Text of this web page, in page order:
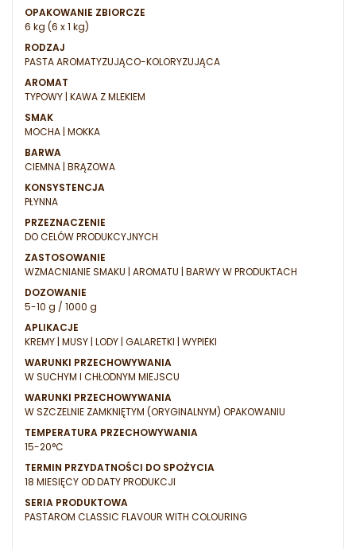
OPAKOWANIE ZBIORCZE
6 kg (6 x 1 kg)
RODZAJ
PASTA AROMATYZUJĄCO-KOLORYZUJĄCA
AROMAT
TYPOWY | KAWA Z MLEKIEM
SMAK
MOCHA | MOKKA
BARWA
CIEMNA | BRĄZOWA
KONSYSTENCJA
PŁYNNA
PRZEZNACZENIE
DO CELÓW PRODUKCYJNYCH
ZASTOSOWANIE
WZMACNIANIE SMAKU | AROMATU | BARWY W PRODUKTACH
DOZOWANIE
5-10 g / 1000 g
APLIKACJE
KREMY | MUSY | LODY | GALARETKI | WYPIEKI
WARUNKI PRZECHOWYWANIA
W SUCHYM I CHŁODNYM MIEJSCU
WARUNKI PRZECHOWYWANIA
W SZCZELNIE ZAMKNIĘTYM (ORYGINALNYM) OPAKOWANIU
TEMPERATURA PRZECHOWYWANIA
15-20°C
TERMIN PRZYDATNOŚCI DO SPOŻYCIA
18 MIESIĘCY OD DATY PRODUKCJI
SERIA PRODUKTOWA
PASTAROM CLASSIC FLAVOUR WITH COLOURING